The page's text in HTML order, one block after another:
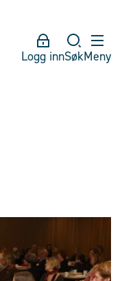
Logg innSøkMeny